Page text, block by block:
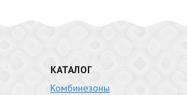
КАТАЛОГ
Комбинезоны